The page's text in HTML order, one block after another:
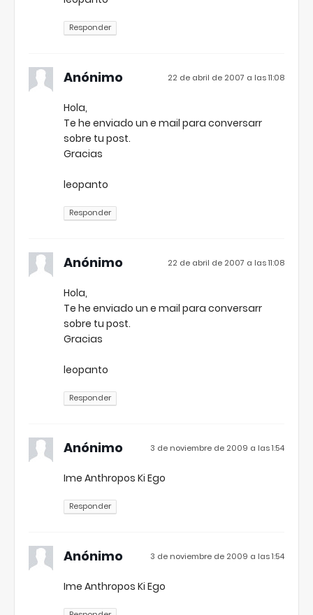
Responder
Anónimo 22 de abril de 2007 a las 11:08
Hola,
Te he enviado un e mail para conversarr
sobre tu post.
Gracias
leopanto
Responder
Anónimo 22 de abril de 2007 a las 11:08
Hola,
Te he enviado un e mail para conversarr
sobre tu post.
Gracias
leopanto
Responder
Anónimo 3 de noviembre de 2009 a las 1:54
Ime Anthropos Ki Ego
Responder
Anónimo 3 de noviembre de 2009 a las 1:54
Ime Anthropos Ki Ego